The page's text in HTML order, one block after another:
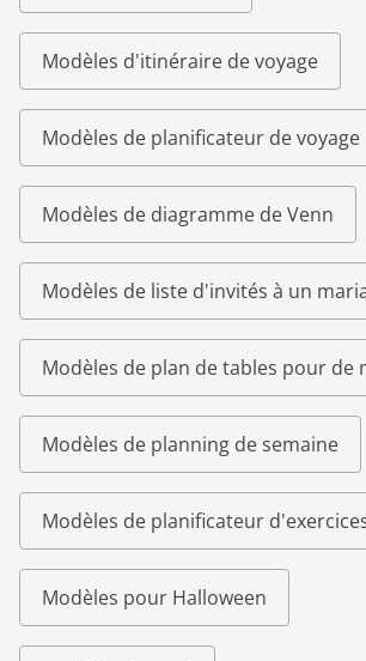
Modèles d'itinéraire de voyage
Modèles de planificateur de voyage
Modèles de diagramme de Venn
Modèles de liste d'invités à un
Modèles de plan de tables pour de
Modèles de planning de semaine
Modèles de planificateur
Modèles pour Halloween